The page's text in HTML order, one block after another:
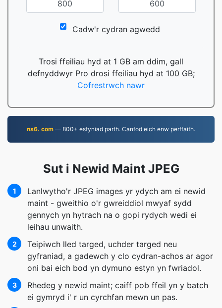
Cadw'r cydran agwedd
Trosi ffeiliau hyd at 1 GB am ddim, gall
defnyddwyr Pro drosi ffeiliau hyd at 100 GB;
Cofrestrwch nawr
ns6. com — 800+ estyniad parth. Canfod eich enw perffaith.
Sut i Newid Maint JPEG
1
Lanlwytho'r JPEG images yr ydych am ei newid
maint - gweithio o'r gwreiddiol mwyaf sydd
gennych yn hytrach na o gopi rydych wedi ei
leihau unwaith.
2
Teipiwch lled targed, uchder targed neu
gyfraniad, a gadewch y clo cydran-achos ar agor
oni bai eich bod yn dymuno estyn yn fwriadol.
3
Rhedeg y newid maint; caiff pob ffeil yn y batch
ei gymryd i' r un cyrchfan mewn un pas.